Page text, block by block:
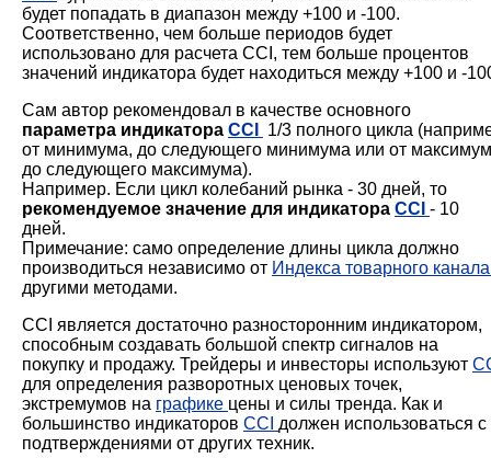
будет попадать в диапазон между +100 и -100.
Соответственно, чем больше периодов будет
использовано для расчета CCI, тем больше процентов
значений индикатора будет находиться между +100 и -
Сам автор рекомендовал в качестве основного
параметра индикатора CCI
1/3 полного цикла
от минимума, до следующего минимума или от
до следующего максимума).
Например. Если цикл колебаний рынка - 30 дней, то
рекомендуемое значение для индикатора CCI - 10
дней.
Примечание: само определение длины цикла должно
производиться независимо от Индекса товарного
другими методами.
CCI является достаточно разносторонним индикатором,
способным создавать большой спектр сигналов на
покупку и продажу. Трейдеры и инвесторы используют
для определения разворотных ценовых точек,
экстремумов на графике цены и силы тренда. Как и
большинство индикаторов CCI должен использоваться с
подтверждениями от других техник.